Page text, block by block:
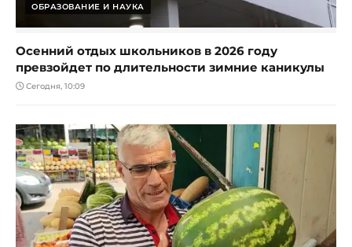
ОБРАЗОВАНИЕ И НАУКА
Осенний отдых школьников в 2026 году
превзойдет по длительности зимние каникулы
Сегодня, 10:09